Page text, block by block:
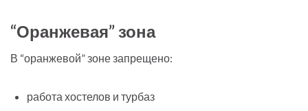
“Оранжевая” зона
В “оранжевой” зоне запрещено:
работа хостелов и турбаз